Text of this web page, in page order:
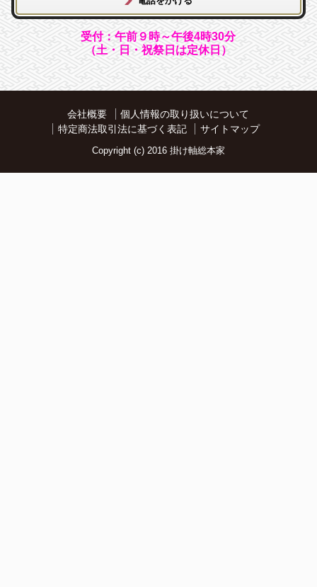
受付：午前９時～午後4時30分
（土・日・祝祭日は定休日）
会社概要
個人情報の取り扱いについて
特定商法取引法に基づく表記
サイトマップ
Copyright (c) 2016 掛け軸総本家